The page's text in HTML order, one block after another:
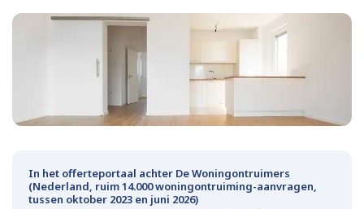
In het offerteportaal achter De Woningontruimers
(Nederland, ruim 14.000 woningontruiming-aanvragen,
tussen oktober 2023 en juni 2026)